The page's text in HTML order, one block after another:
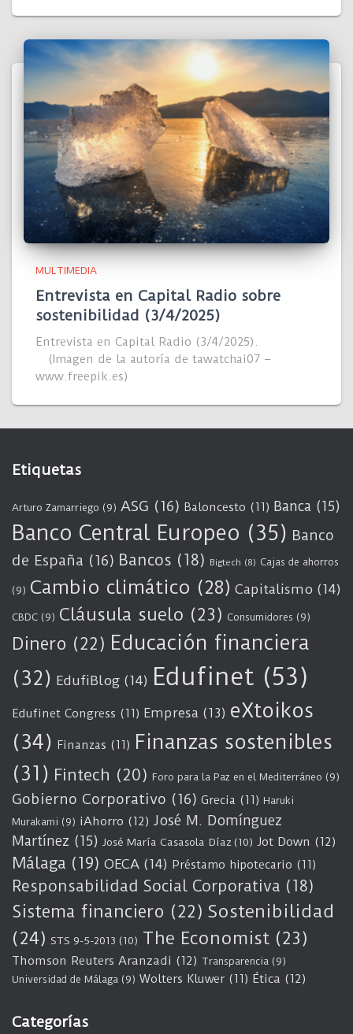
MULTIMEDIA
Entrevista en Capital Radio sobre
sostenibilidad (3/4/2025)
Entrevista en Capital Radio (3/4/2025).
(Imagen de la autoría de tawatchai07 –
www.freepik.es)
Etiquetas
Arturo Zamarriego (9) ASG (16) Baloncesto (11) Banca (15)
Banco Central Europeo (35) Banco
de España (16) Bancos (18) Bigtech (8) Cajas de ahorros
(9) Cambio climático (28) Capitalismo (14)
CBDC (9) Cláusula suelo (23) Consumidores (9)
Dinero (22) Educación financiera
(32) EdufiBlog (14) Edufinet (53)
Edufinet Congress (11) Empresa (13) eXtoikos
(34) Finanzas (11) Finanzas sostenibles
(31) Fintech (20) Foro para la Paz en el Mediterráneo (9)
Gobierno Corporativo (16) Grecia (11) Haruki
Murakami (9) iAhorro (12) José M. Domínguez
Martínez (15) José María Casasola Díaz (10) Jot Down (12)
Málaga (19) OECA (14) Préstamo hipotecario (11)
Responsabilidad Social Corporativa (18)
Sistema financiero (22) Sostenibilidad
(24) STS 9-5-2013 (10) The Economist (23)
Thomson Reuters Aranzadi (12) Transparencia (9)
Universidad de Málaga (9) Wolters Kluwer (11) Ética (12)
Categorías